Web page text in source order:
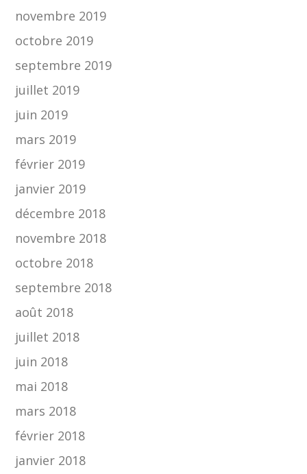
novembre 2019
octobre 2019
septembre 2019
juillet 2019
juin 2019
mars 2019
février 2019
janvier 2019
décembre 2018
novembre 2018
octobre 2018
septembre 2018
août 2018
juillet 2018
juin 2018
mai 2018
mars 2018
février 2018
janvier 2018